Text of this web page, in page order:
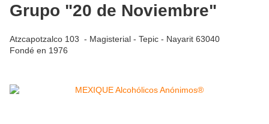
Grupo "20 de Noviembre"
Atzcapotzalco 103 - Magisterial - Tepic - Nayarit 63040
Fondé en 1976